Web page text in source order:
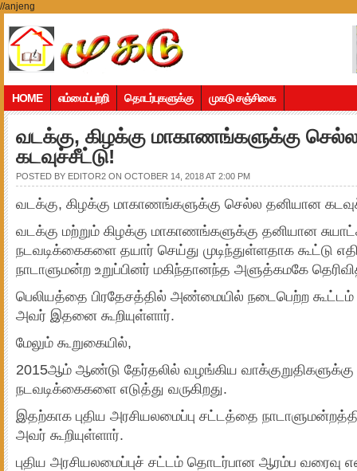
//anjeng
HOME எம்மைப்பற்றி தொடர்புகளுக்கு முகடு சஞ்சிகை
வடக்கு, கிழக்கு மாகாணங்களுக்கு
கடவுச்சீட்டு!
POSTED BY EDITOR2 ON OCTOBER 14, 2018 AT 2:00 PM
வடக்கு, கிழக்கு மாகாணங்களுக்கு செல்ல தனியான
வடக்கு மற்றும் கிழக்கு மாகாணங்களுக்கு தனியான
நடவடிக்கைகளை தயார் செய்து முடிந்துள்ளதாக கூட்டு
நாடாளுமன்ற உறுப்பினர் மகிந்தானந்த அளுத்கமகே
பெலியத்தை பிரதேசத்தில் அண்மையில் நடைபெற்ற கூட்டம்
அவர் இதனை கூறியுள்ளார்.
மேலும் கூறுகையில்,
2015ஆம் ஆண்டு தேர்தலில் வழங்கிய
நடவடிக்கைகளை எடுத்து வருகிறது.
இதற்காக புதிய அரசியலமைப்பு சட்டத்தை
அவர் கூறியுள்ளார்.
புதிய அரசியலமைப்புச் சட்டம் தொடர்பான ஆரம்ப வரைவு